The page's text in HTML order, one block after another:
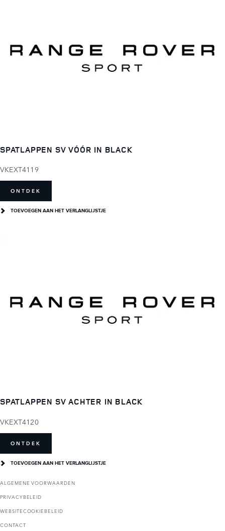
SPATLAPPEN SV VÓÓR IN BLACK
VKEXT4119
ONTDEK
TOEVOEGEN AAN HET VERLANGLIJSTJE
SPATLAPPEN SV ACHTER IN BLACK
VKEXT4120
ONTDEK
TOEVOEGEN AAN HET VERLANGLIJSTJE
ALGEMENE VOORWAARDEN
PRIVACYBELEID
WEBSITECOOKIEBELEID
CONTACT